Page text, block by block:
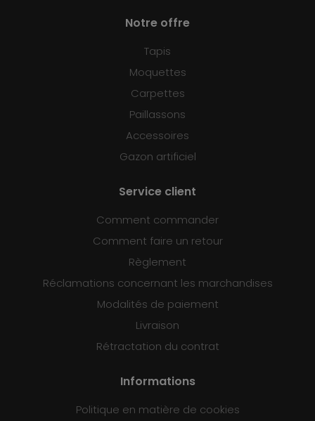
Notre offre
Tapis
Moquettes
Carpettes
Paillassons
Accessoires
Gazon artificiel
Service client
Comment commander
Comment faire un retour
Règlement
Réclamations concernant les marchandises
Modalités de paiement
Livraison
Rétractation du contrat
Informations
Politique en matière de cookies